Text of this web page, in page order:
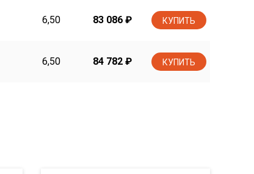
6,50 83 086 ₽ КУПИТЬ
6,50 84 782 ₽ КУПИТЬ